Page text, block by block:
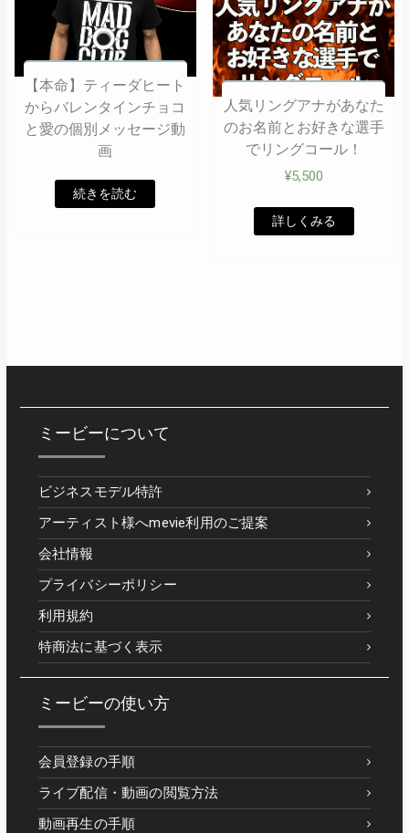
【本命】ティーダヒート
からバレンタインチョコ
と愛の個別メッセージ動
画
続きを読む
人気リングアナがあなた
のお名前とお好きな選手
でリングコール！
¥5,500
詳しくみる
ミービーについて
ビジネスモデル特許
アーティスト様へmevie利用のご提案
会社情報
プライバシーポリシー
利用規約
特商法に基づく表示
ミービーの使い方
会員登録の手順
ライブ配信・動画の閲覧方法
動画再生の手順